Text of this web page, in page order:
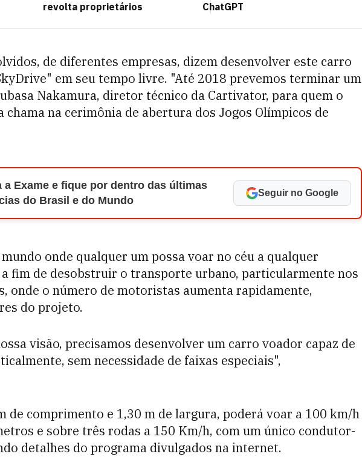
revolta proprietários
ChatGPT
de diferentes empresas, dizem desenvolver este carro
em seu tempo livre. "Até 2018 prevemos terminar um
Nakamura, diretor técnico da Cartivator, para quem o
chama na cerimônia de abertura dos Jogos Olímpicos de
a Exame e fique por dentro das últimas
do Brasil e do Mundo
Seguir no Google
onde qualquer um possa voar no céu a qualquer
fim de desobstruir o transporte urbano, particularmente nos
onde o número de motoristas aumenta rapidamente,
do projeto.
visão, precisamos desenvolver um carro voador capaz de
sem necessidade de faixas especiais",
de comprimento e 1,30 m de largura, poderá voar a 100 km/h
e sobre três rodas a 150 Km/h, com um único condutor-
detalhes do programa divulgados na internet.